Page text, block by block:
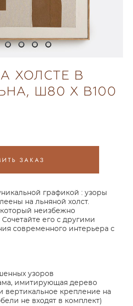
ХОЛСТЕ В
Ш80 X В100
ЗАКАЗ
графикой : узоры
на льняной холст.
неизбежно
Сочетайте его с другими
современного интерьера с
узоров
имитирующая дерево
вертикальное крепление на
не входят в комплект)